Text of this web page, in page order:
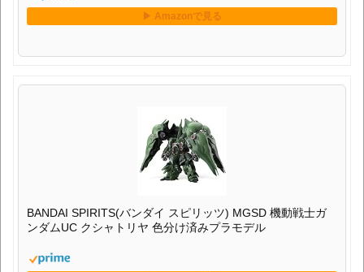
BANDAI SPIRITS(バンダイ スピリッツ) MGSD 機動戦士ガ
ンダムUC クシャトリヤ 色分け済みプラモデル